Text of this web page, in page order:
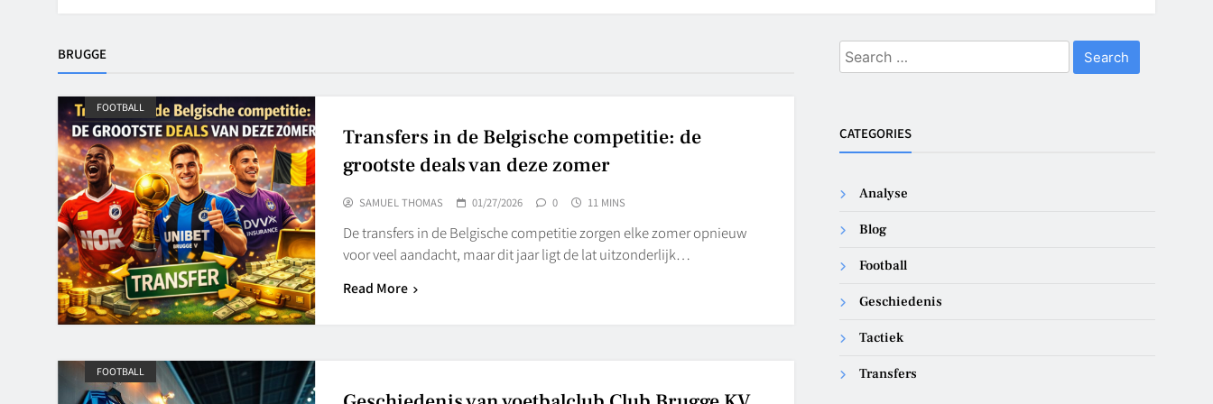
BRUGGE
FOOTBALL
Transfers in de Belgische competitie: de
grootste deals van deze zomer
SAMUEL THOMAS 01/27/2026 0 11 MINS
De transfers in de Belgische competitie zorgen elke zomer opnieuw
voor veel aandacht, maar dit jaar ligt de lat uitzonderlijk…
Read More
FOOTBALL
Search
for:
CATEGORIES
Analyse
Blog
Football
Geschiedenis
Tactiek
Transfers